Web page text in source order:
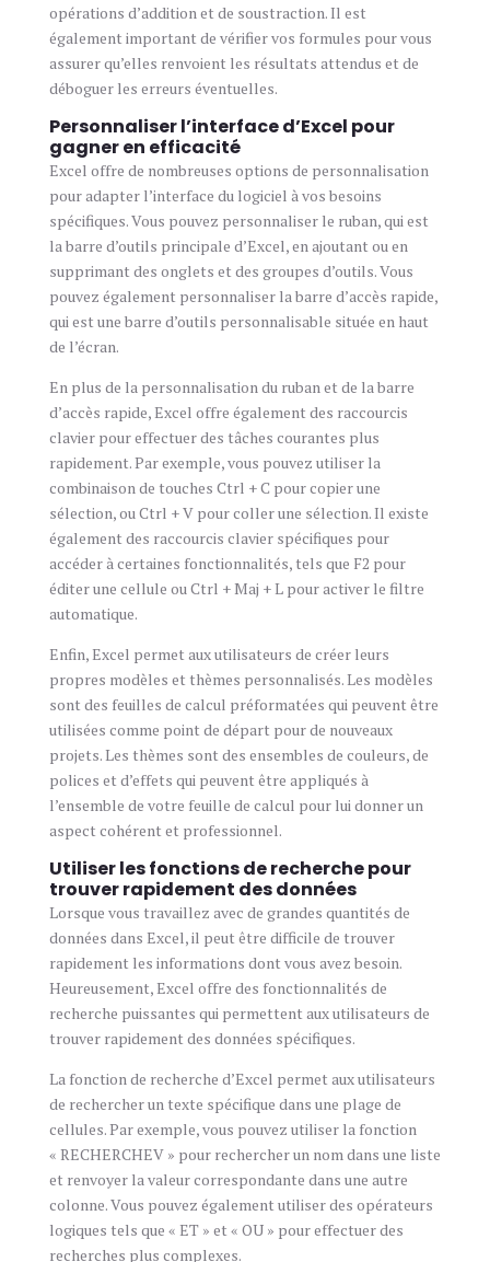
opérations d’addition et de soustraction. Il est
également important de vérifier vos formules pour vous
assurer qu’elles renvoient les résultats attendus et de
déboguer les erreurs éventuelles.
Personnaliser l’interface d’Excel pour
gagner en efficacité
Excel offre de nombreuses options de personnalisation
pour adapter l’interface du logiciel à vos besoins
spécifiques. Vous pouvez personnaliser le ruban, qui est
la barre d’outils principale d’Excel, en ajoutant ou en
supprimant des onglets et des groupes d’outils. Vous
pouvez également personnaliser la barre d’accès rapide,
qui est une barre d’outils personnalisable située en haut
de l’écran.
En plus de la personnalisation du ruban et de la barre
d’accès rapide, Excel offre également des raccourcis
clavier pour effectuer des tâches courantes plus
rapidement. Par exemple, vous pouvez utiliser la
combinaison de touches Ctrl + C pour copier une
sélection, ou Ctrl + V pour coller une sélection. Il existe
également des raccourcis clavier spécifiques pour
accéder à certaines fonctionnalités, tels que F2 pour
éditer une cellule ou Ctrl + Maj + L pour activer le filtre
automatique.
Enfin, Excel permet aux utilisateurs de créer leurs
propres modèles et thèmes personnalisés. Les modèles
sont des feuilles de calcul préformatées qui peuvent être
utilisées comme point de départ pour de nouveaux
projets. Les thèmes sont des ensembles de couleurs, de
polices et d’effets qui peuvent être appliqués à
l’ensemble de votre feuille de calcul pour lui donner un
aspect cohérent et professionnel.
Utiliser les fonctions de recherche pour
trouver rapidement des données
Lorsque vous travaillez avec de grandes quantités de
données dans Excel, il peut être difficile de trouver
rapidement les informations dont vous avez besoin.
Heureusement, Excel offre des fonctionnalités de
recherche puissantes qui permettent aux utilisateurs de
trouver rapidement des données spécifiques.
La fonction de recherche d’Excel permet aux utilisateurs
de rechercher un texte spécifique dans une plage de
cellules. Par exemple, vous pouvez utiliser la fonction
« RECHERCHEV » pour rechercher un nom dans une liste
et renvoyer la valeur correspondante dans une autre
colonne. Vous pouvez également utiliser des opérateurs
logiques tels que « ET » et « OU » pour effectuer des
recherches plus complexes.